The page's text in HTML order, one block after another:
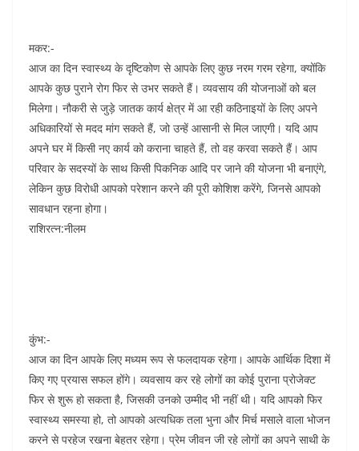
मकर:-
आज का दिन स्वास्थ्य के दृष्टिकोण से आपके लिए कुछ नरम गरम रहेगा, क्योंकि
आपके कुछ पुराने रोग फिर से उभर सकते हैं। व्यवसाय की योजनाओं को बल
मिलेगा। नौकरी से जुड़े जातक कार्य क्षेत्र में आ रही कठिनाइयों के लिए अपने
अधिकारियों से मदद मांग सकते हैं, जो उन्हें आसानी से मिल जाएगी। यदि आप
अपने घर में किसी नए कार्य को कराना चाहते हैं, तो वह करवा सकते हैं। आप
परिवार के सदस्यों के साथ किसी पिकनिक आदि पर जाने की योजना भी बनाएंगे,
लेकिन कुछ विरोधी आपको परेशान करने की पूरी कोशिश करेंगे, जिनसे आपको
सावधान रहना होगा।
राशिरत्न:नीलम
कुंभ:-
आज का दिन आपके लिए मध्यम रूप से फलदायक रहेगा। आपके आर्थिक दिशा में
किए गए प्रयास सफल होंगे। व्यवसाय कर रहे लोगों का कोई पुराना प्रोजेक्ट
फिर से शुरू हो सकता है, जिसकी उनको उम्मीद भी नहीं थी। यदि आपको फिर
स्वास्थ्य समस्या हो, तो आपको अत्यधिक तला भुना और मिर्च मसाले वाला भोजन
करने से परहेज रखना बेहतर रहेगा। प्रेम जीवन जी रहे लोगों का अपने साथी के